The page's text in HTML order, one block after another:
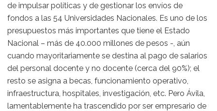
de impulsar políticas y de gestionar los envíos de
fondos a las 54 Universidades Nacionales. Es uno de los
presupuestos más importantes que tiene el Estado
Nacional – más de 40.000 millones de pesos -, aún
cuando mayoritariamente se destina al pago de salarios
del personal docente y no docente (cerca del 90%); el
resto se asigna a becas, funcionamiento operativo,
infraestructura, hospitales, investigación, etc. Pero Ávila,
lamentablemente ha trascendido por ser empresario de